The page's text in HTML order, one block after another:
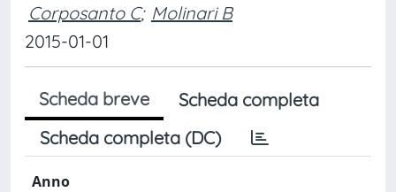
Corposanto C; Molinari B
2015-01-01
Scheda breve
Scheda completa
Scheda completa (DC)
Anno